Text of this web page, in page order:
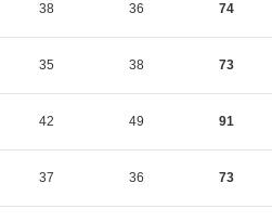
38 36 74
35 38 73
42 49 91
37 36 73